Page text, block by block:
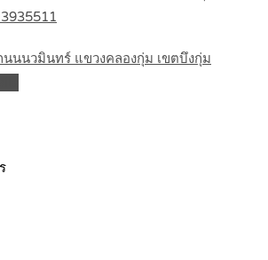
นนวมินทร์ แขวงคลองกุ่ม เขตบึงกุ่ม